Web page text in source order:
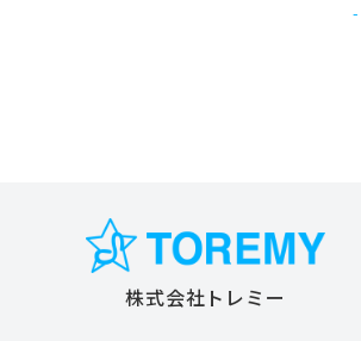
株式会社トレミー